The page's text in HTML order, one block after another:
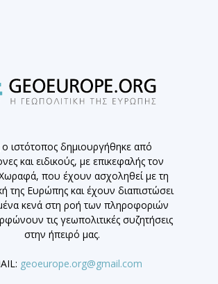
ιστότοπος δημιουργήθηκε από
και ειδικούς, με επικεφαλής τον
που έχουν ασχοληθεί με τη
της Ευρώπης και έχουν διαπιστώσει
κενά στη ροή των πληροφοριών
τις γεωπολιτικές συζητήσεις
στην ήπειρό μας.
geoeurope.org@gmail.com